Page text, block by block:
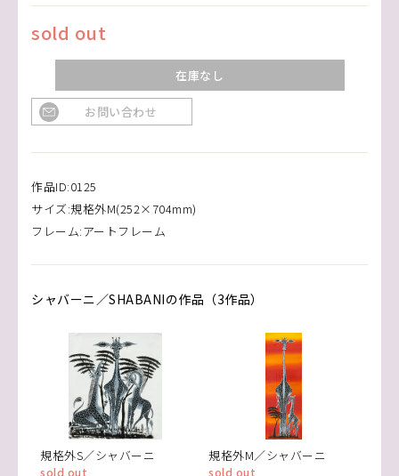
sold out
在庫なし
お問い合わせ
作品ID:0125
サイズ:規格外M(252×704mm)
フレーム:アートフレーム
シャバーニ／SHABANIの作品（3作品）
規格外S／シャバーニ
sold out
規格外M／シャバーニ
sold out